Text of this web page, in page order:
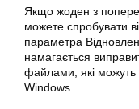
Якщо жоден з
можете спробувати
параметра
намагається
файлами, які
Windows.